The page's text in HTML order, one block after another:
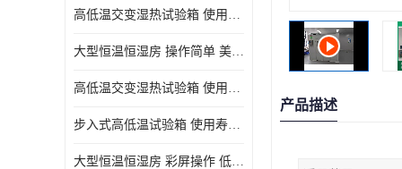
高低温交变湿热试验箱 使用寿命长 优良外油漆
大型恒温恒湿房 操作简单 美观实用 清洁更方便
高低温交变湿热试验箱 使用寿命长 造型美观大方新颖
步入式高低温试验箱 使用寿命长 低耗电量 平稳电流
大型恒温恒湿房 彩屏操作 低耗电量 平稳电流
产品描述